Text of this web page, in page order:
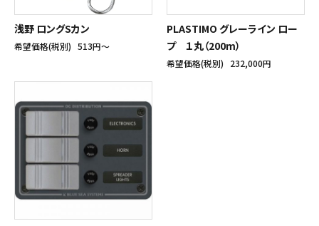
浅野 ロングSカン
希望価格(税別) 513円〜
PLASTIMO グレーライン ロー
プ １丸（200m）
希望価格(税別) 232,000円